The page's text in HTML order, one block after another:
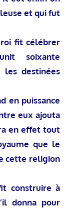
et qui fut
roi fit célébrer
soixante
les destinées
en puissance
eux ajouta
en effet tout
que le
cette religion
construire à
donna pour